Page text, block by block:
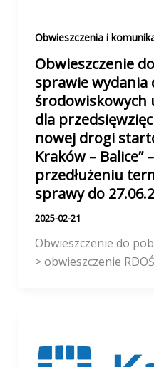
Obwieszczenia i
Obwieszczenie
sprawie wydania
środowiskowych
dla
nowej drogi
Kraków – Balice”
przedłużeniu
sprawy do
2025-02-21
Obwieszczenie do
> obwieszczenie